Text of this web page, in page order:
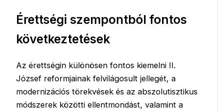
Érettségi szempontból fontos
következtetések
Az érettségin különösen fontos kiemelni II.
József reformjainak felvilágosult jellegét, a
modernizációs törekvések és az abszolutisztikus
módszerek közötti ellentmondást, valamint a